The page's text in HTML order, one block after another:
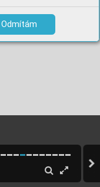
Odmítám